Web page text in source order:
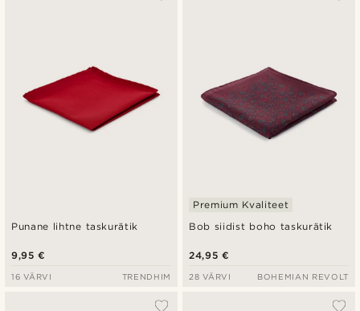
Punane lihtne taskurätik
9,95 €
16 VÄRVI TRENDHIM
Bob siidist boho taskurätik
Premium Kvaliteet
24,95 €
28 VÄRVI BOHEMIAN REVOLT